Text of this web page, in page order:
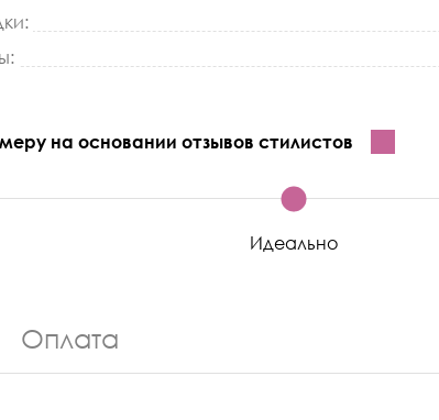
на основании отзывов стилистов
Идеально
Оплата